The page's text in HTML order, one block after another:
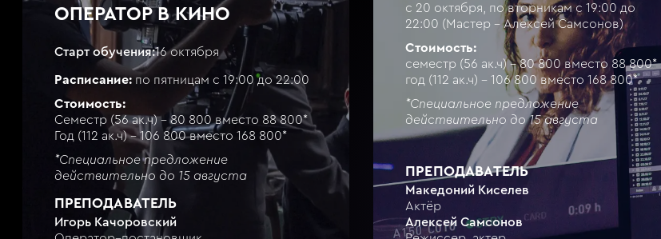
ОПЕРАТОР В КИНО
Старт обучения:16 октября
Расписание: по пятницам с 19:00 до 22:00
Стоимость:
Семестр (56 ак.ч) - 80 800 вместо 88 800*
Год (112 ак.ч) - 106 800 вместо 168 800*
*Специальное предложение
действительно до 15 августа
ПРЕПОДАВАТЕЛЬ
Игорь Качоровский
с 20 октября, по вторникам с 19:00 до
22:00 (Мастер - Алексей Самсонов)
Стоимость:
семестр (56 ак.ч) - 80 800 вместо 88 800*
год (112 ак.ч) - 106 800 вместо 168 800*
*Специальное предложение
действительно до 15 августа
ПРЕПОДАВАТЕЛЬ
Македоний Киселев
Актёр
Алексей Самсонов